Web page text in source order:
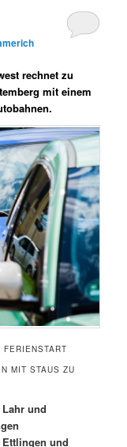
rechnet zu
mit einem
I
STAUS ZU R
und
und